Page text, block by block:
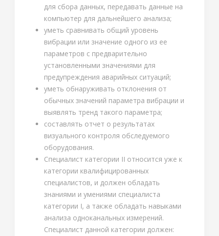
для сбора данных, передавать данные на
компьютер для дальнейшего анализа;
уметь сравнивать общий уровень
вибрации или значение одного из ее
параметров с предварительно
установленными значениями для
предупреждения аварийных ситуаций;
уметь обнаруживать отклонения от
обычных значений параметра вибрации и
выявлять тренд такого параметра;
составлять отчет о результатах
визуального контроля обследуемого
оборудования.
Специалист категории II относится уже к
категории квалифицированных
специалистов, и должен обладать
знаниями и умениями специалиста
категории I, а также обладать навыками
анализа одноканальных измерений.
Специалист данной категории должен: